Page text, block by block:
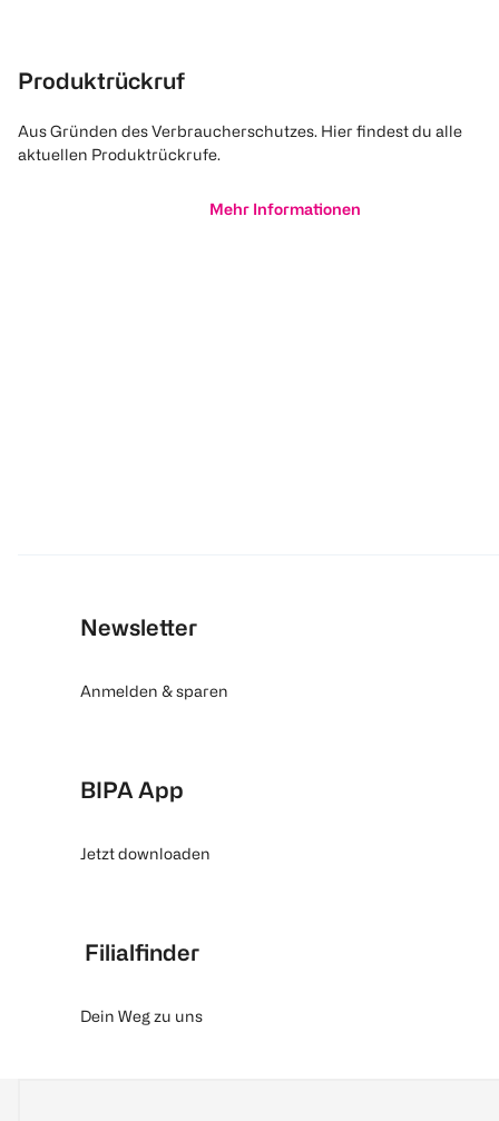
Produktrückruf
Aus Gründen des Verbraucherschutzes. Hier findest du alle
aktuellen Produktrückrufe.
Mehr Informationen
Newsletter
Anmelden & sparen
BIPA App
Jetzt downloaden
Filialfinder
Dein Weg zu uns